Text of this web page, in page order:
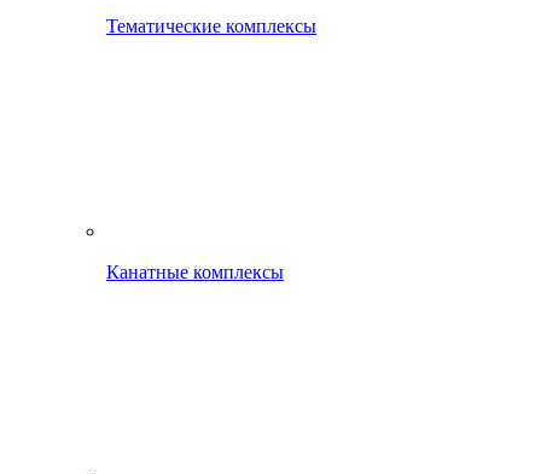
Тематические комплексы
Канатные комплексы